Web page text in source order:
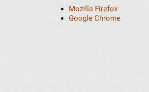
Mozilla Firefox
Google Chrome